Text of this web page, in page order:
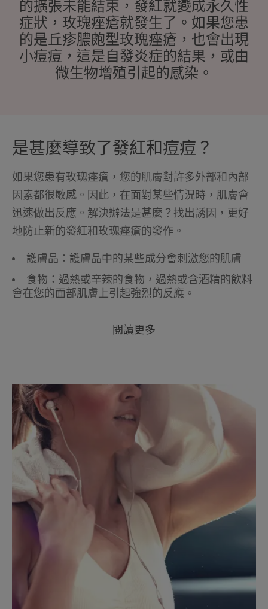
的擴張未能結束，發紅就變成永久性
症狀，玫瑰痤瘡就發生了。如果您患
的是丘疹膿皰型玫瑰痤瘡，也會出現
小痘痘，這是自發炎症的結果，或由
微生物增殖引起的感染。
是甚麼導致了發紅和痘痘？
如果您患有玫瑰痤瘡，您的肌膚對許多外部和內部
因素都很敏感。因此，在面對某些情況時，肌膚會
迅速做出反應。解決辦法是甚麼？找出誘因，更好
地防止新的發紅和玫瑰痤瘡的發作。
護膚品：護膚品中的某些成分會刺激您的肌膚
食物：過熱或辛辣的食物，過熱或含酒精的飲料
會在您的面部肌膚上引起強烈的反應。
閱讀更多